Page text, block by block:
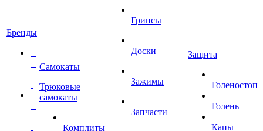
Бренды
Самокаты
Трюковые
самокаты
Комплиты
Грипсы
Доски
Зажимы
Запчасти
Защита
Голеностоп
Голень
Капы